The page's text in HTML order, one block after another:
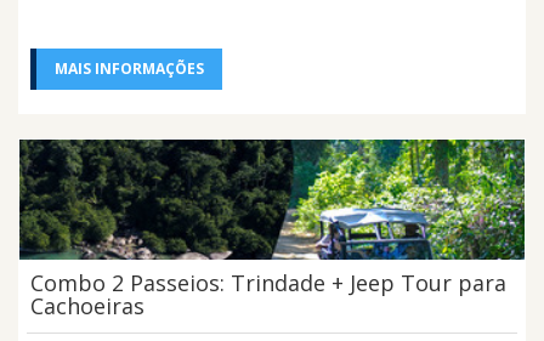
MAIS INFORMAÇÕES
Combo 2 Passeios: Trindade + Jeep Tour para
Cachoeiras